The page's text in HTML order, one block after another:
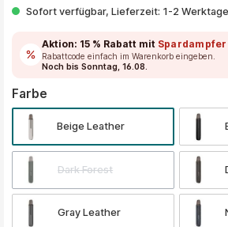
Sofort verfügbar, Lieferzeit: 1-2 Werktage
Aktion: 15 % Rabatt mit
Rabattcode einfach im Warenkorb eingeben.
Noch bis Sonntag, 16.08.
Farbe
Beige Leather
Dark Forest
Gray Leather